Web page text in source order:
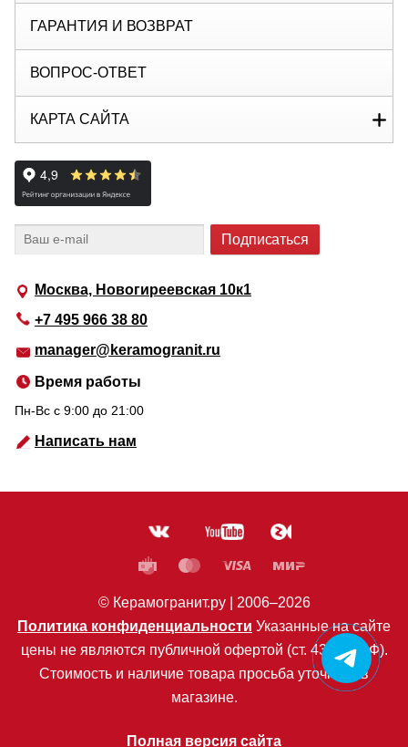
Москва, Новогиреевская 10к1
+7 495 966 38 80
manager@keramogranit.ru
Время работы
Пн-Вс c 9:00 до 21:00
Написать нам
ГАРАНТИЯ И ВОЗВРАТ
ВОПРОС-ОТВЕТ
КАРТА САЙТА
© Керамогранит.ру | 2006–2026
Политика конфиденциальности Указанные на сайте
цены не являются публичной офертой (ст. 435 ГК РФ).
Стоимость и наличие товара просьба уточнять в
магазине.
Полная версия сайта